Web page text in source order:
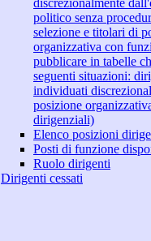
discrezionalmente
politico senza
selezione e titolari di
organizzativa con
pubblicare in tabelle
seguenti situazioni:
individuati
posizione
dirigenziali)
Elenco posizioni
Posti di funzione
Ruolo dirigenti
Dirigenti cessati